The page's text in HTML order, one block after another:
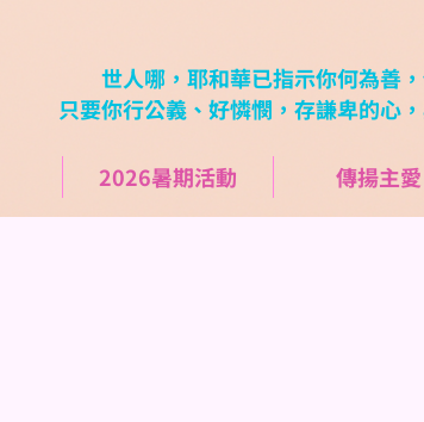
世人哪，耶和華已指​示你何為善
只要你行公義、好憐憫，存謙卑的心
2026暑期活動 傳揚主愛